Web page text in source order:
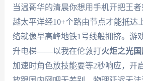
当温哥华的清晨你想用手机开把王
越太平洋经10+个路由节点才能抵达
络就像早高峰地铁1号线般拥挤。游
升电梯——以我在伦敦打火炬之光国
加速时角色放技能要等2秒响应，开